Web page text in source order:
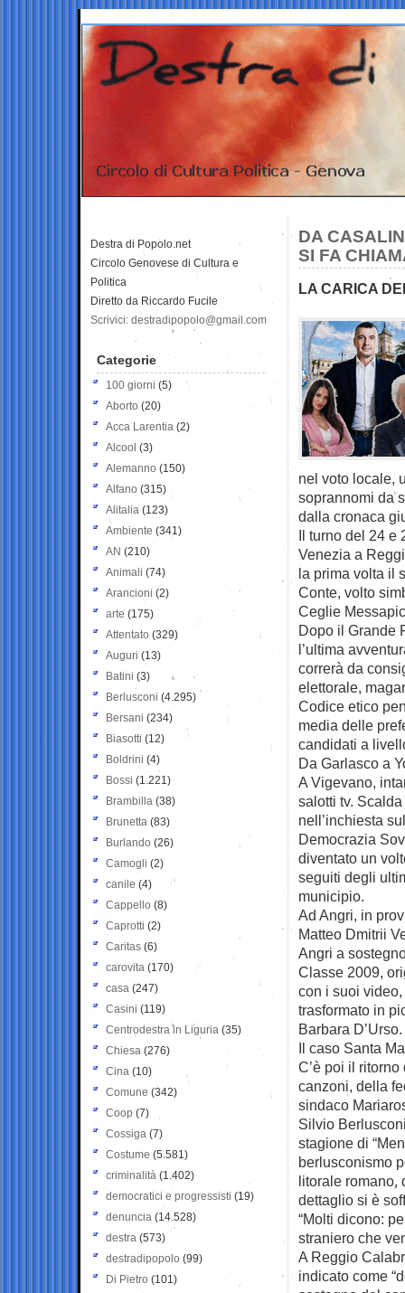
DA
SI FA
LA CARICA
nel voto locale,
soprannomi da
dalla cronaca
Il turno del 24 e
Venezia a
la prima volta il
Conte, volto
Ceglie
Dopo il Grande
l’ultima
correrà da
elettorale,
Codice etico
media delle
candidati a
Da Garlasco a
A Vigevano,
salotti tv.
nell’inchiesta
Democrazia
diventato un
seguiti degli
municipio.
Ad Angri, in
Matteo Dmitrii
Angri a
Classe 2009,
con i suoi
trasformato in
Barbara
Il caso Santa
C’è poi il
canzoni, della
sindaco
Silvio
stagione di
berlusconismo
litorale romano,
dettaglio si è
“Molti dicono:
straniero che
A Reggio
indicato come
Destra di Popolo.net
Circolo Genovese di Cultura e
Politica
Diretto da Riccardo Fucile
Scrivici: destradipopolo@gmail.com
Categorie
100 giorni (5)
Aborto (20)
Acca Larentia (2)
Alcool (3)
Alemanno (150)
Alfano (315)
Alitalia (123)
Ambiente (341)
AN (210)
Animali (74)
Arancioni (2)
arte (175)
Attentato (329)
Auguri (13)
Batini (3)
Berlusconi (4.295)
Bersani (234)
Biasotti (12)
Boldrini (4)
Bossi (1.221)
Brambilla (38)
Brunetta (83)
Burlando (26)
Camogli (2)
canile (4)
Cappello (8)
Caprotti (2)
Caritas (6)
carovita (170)
casa (247)
Casini (119)
Centrodestra in Liguria (35)
Chiesa (276)
Cina (10)
Comune (342)
Coop (7)
Cossiga (7)
Costume (5.581)
criminalità (1.402)
democratici e progressisti (19)
denuncia (14.528)
destra (573)
destradipopolo (99)
Di Pietro (101)